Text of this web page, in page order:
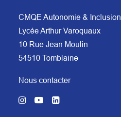
CMQE Autonomie & Inclusion
Lycée Arthur Varoquaux
10 Rue Jean Moulin
54510 Tomblaine
Nous contacter